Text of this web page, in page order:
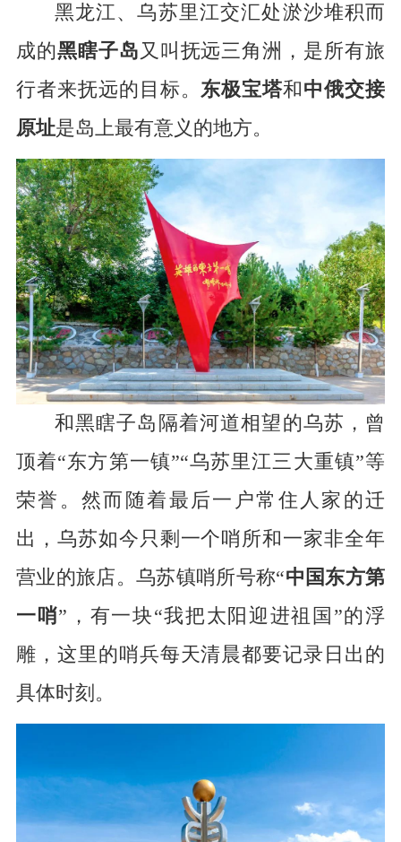
黑龙江、乌苏里江交汇处淤沙堆积而
成的黑瞎子岛 又叫抚远三角洲，是所有旅
行者来抚远的目标。 东极宝塔和中俄交接
原址是岛上最有意义的地方。
和黑瞎子岛隔着河道相望的乌苏，曾
顶着“东方第一镇”“乌苏里江三大重镇”等
荣誉。然而随着最后一户常住人家的迁
出，乌苏如今只剩一个哨所和一家非全年
营业的旅店。乌苏镇哨所号称“中国东方第
一哨”，有一块“我把太阳迎进祖国”的浮
雕，这里的哨兵每天清晨都要记录日出的
具体时刻。